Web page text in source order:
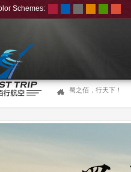
Schemes:
蜀之佰，行天下！